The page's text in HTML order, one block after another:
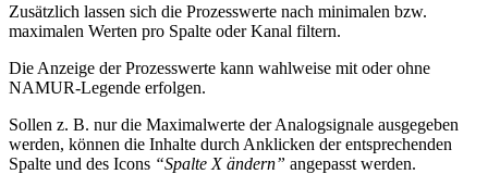
Zusätzlich lassen sich die Prozesswerte nach minimalen bzw.
maximalen Werten pro Spalte oder Kanal filtern.
Die Anzeige der Prozesswerte kann wahlweise mit oder ohne
NAMUR‑Legende erfolgen.
Sollen z. B. nur die Maximalwerte der Analogsignale ausgegeben
werden, können die Inhalte durch Anklicken der entsprechenden
Spalte und des Icons “Spalte X ändern” angepasst werden.